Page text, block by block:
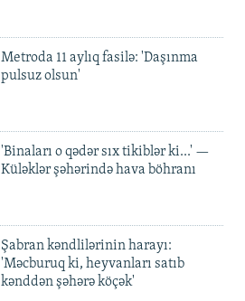
Metroda 11 aylıq fasilə: 'Daşınma
pulsuz olsun'
'Binaları o qədər sıx tikiblər ki...' —
Küləklər şəhərində hava böhranı
Şabran kəndlilərinin harayı:
'Məcburuq ki, heyvanları satıb
kənddən şəhərə köçək'